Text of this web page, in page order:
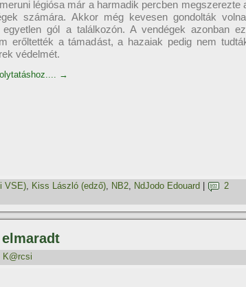
légiósa már a harmadik percben megszerezte
számára. Akkor még kevesen gondolták
gól a találkozón. A vendégek azonban
erőltették a támadást, a hazaiak pedig nem
védelmét.
→
VSE), Kiss László (edző), NB2, NdJodo Edouard
2
elmaradt
K@rcsi